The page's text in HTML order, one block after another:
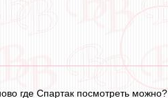
где Спартак посмотреть можно?